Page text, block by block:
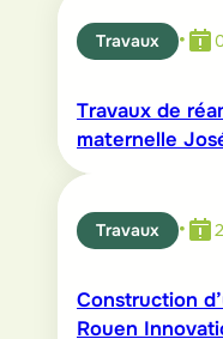
Travaux •
Travaux de
maternelle
Travaux •
Construction
Rouen